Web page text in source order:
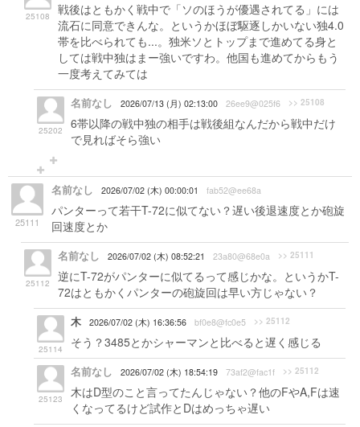
25108
戦後はともかく戦中で「ソのほうが優遇されてる」には
流石に同意できんな。というかほぼ駆逐しかいない独4.0
帯を比べられても...。独米ソとトップまで進めてる身と
しては戦中独はまー強いですわ。他国も進めてからもう
一度考えてみては
25202
名前なし 2026/07/13 (月) 02:13:00 26ee9@025f6 >> 25108
6帯以降の戦中独の相手は戦後組なんだから戦中だけ
で見ればそら強い
25111
名前なし 2026/07/02 (木) 00:00:01 fab52@ee68a
パンターって若干T-72に似てない？遅い後退速度とか砲旋
回速度とか
25112
名前なし 2026/07/02 (木) 08:52:21 23a80@68e0a >> 25111
逆にT-72がパンターに似てるって感じかな。というかT-
72はともかくパンターの砲旋回は早い方じゃない？
25114
木 2026/07/02 (木) 16:36:56 bf0e8@fc0e5 >> 25112
そう？3485とかシャーマンと比べると遅く感じる
25123
名前なし 2026/07/02 (木) 18:54:19 73af2@fac1f >> 25112
木はD型のこと言ってたんじゃない？他のFやA,Fは速
くなってるけど試作とDはめっちゃ遅い